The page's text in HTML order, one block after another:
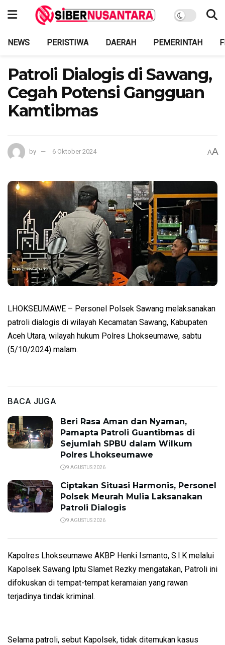
NEWS PERISTIWA DAERAH PEMERINTAH
Patroli Dialogis di Sawang,
Cegah Potensi Gangguan
Kamtibmas
by 6 Oktober 2024 AA
LHOKSEUMAWE – Personel Polsek Sawang melaksanakan
patroli dialogis di wilayah Kecamatan Sawang, Kabupaten
Aceh Utara, wilayah hukum Polres Lhokseumawe, sabtu
(5/10/2024) malam.
BACA JUGA
Beri Rasa Aman dan Nyaman,
Pamapta Patroli Guantibmas di
Sejumlah SPBU dalam Wilkum
Polres Lhokseumawe
9 AGUSTUS 2026
Ciptakan Situasi Harmonis, Personel
Polsek Meurah Mulia Laksanakan
Patroli Dialogis
9 AGUSTUS 2026
Kapolres Lhokseumawe AKBP Henki Ismanto, S.I.K melalui
Kapolsek Sawang Iptu Slamet Rezky mengatakan, Patroli ini
difokuskan di tempat-tempat keramaian yang rawan
terjadinya tindak kriminal.
Selama patroli, sebut Kapolsek, tidak ditemukan kasus